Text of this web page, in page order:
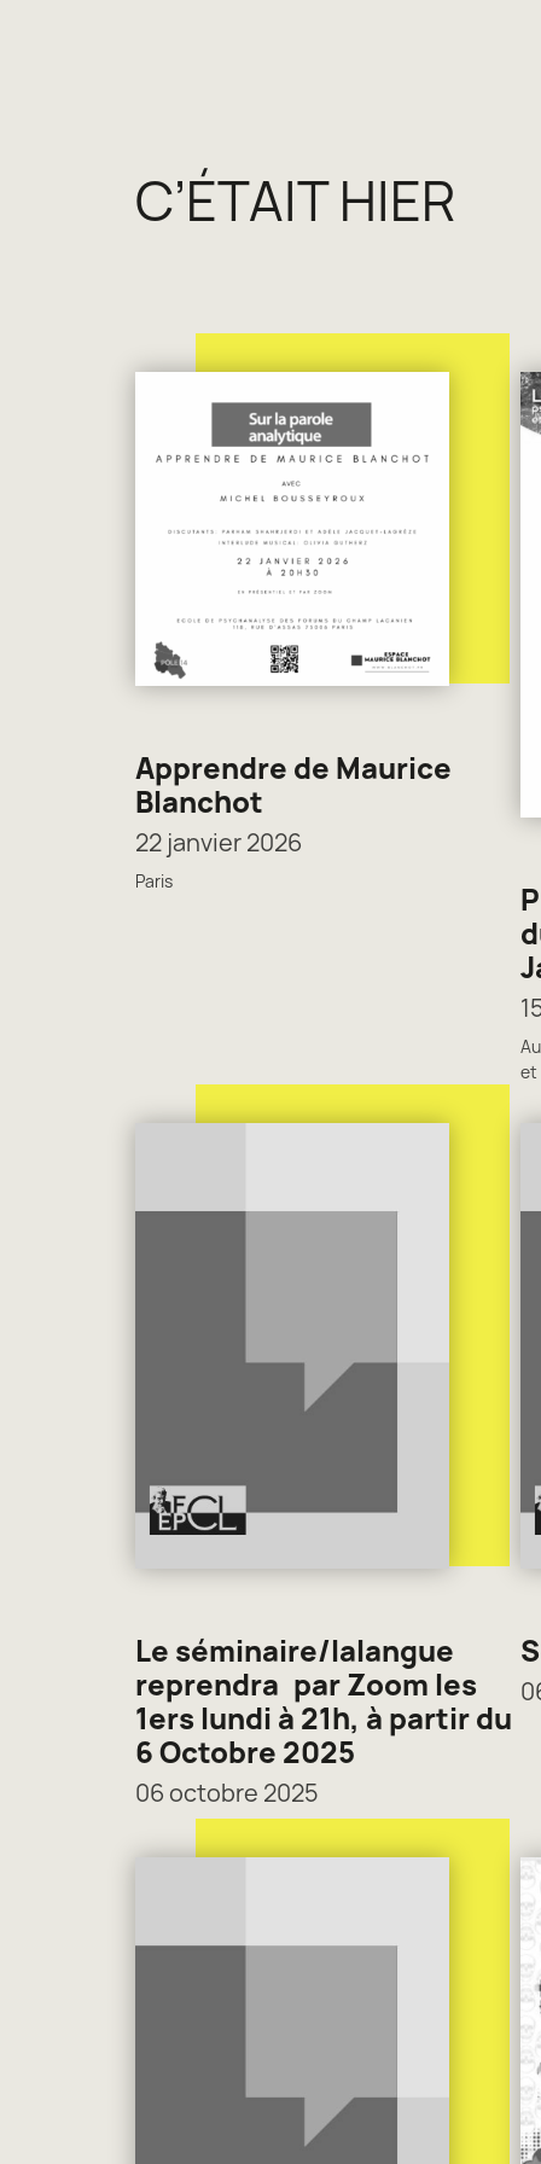
C’ÉTAIT HIER
Apprendre de Maurice
Blanchot
22 janvier 2026
Paris
et
Le séminaire/lalangue
reprendra par Zoom les
1ers lundi à 21h, à partir du
6 Octobre 2025
06 octobre 2025